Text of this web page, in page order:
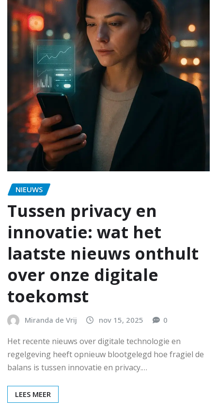
NIEUWS
Tussen privacy en
innovatie: wat het
laatste nieuws onthult
over onze digitale
toekomst
Miranda de Vrij nov 15, 2025 0
Het recente nieuws over digitale technologie en
regelgeving heeft opnieuw blootgelegd hoe fragiel de
balans is tussen innovatie en privacy.…
LEES MEER